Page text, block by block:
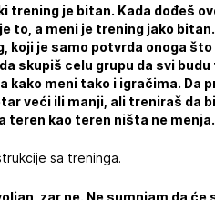
je bitan. Kada dođeš
to, a meni je trening jako
je samo potvrda onoga
skupiš celu grupu da svi budu
meni tako i igračima. Da
veći ili manji, ali treniraš da
teren kao teren ništa ne menja.
sa treninga.
zar ne. Ne sumnjam da će